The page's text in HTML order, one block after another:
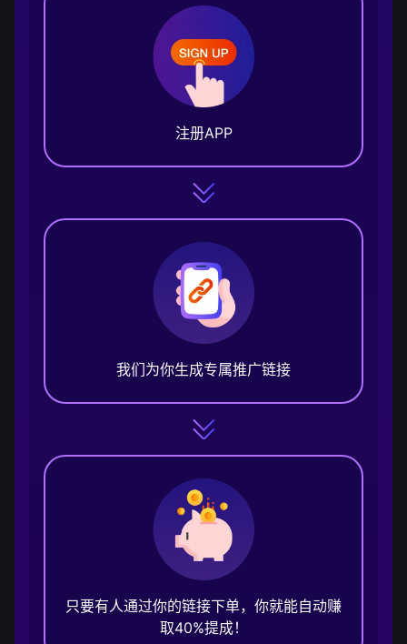
注册APP
我们为你生成专属推广链接
只要有人通过你的链接下单，你就能自动赚
取40%提成！